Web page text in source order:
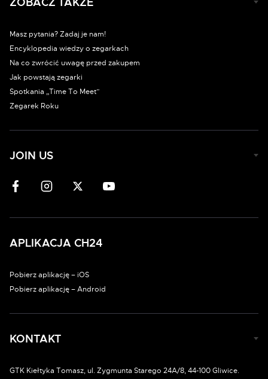
ZOBACZ TAKŻE
Masz pytania? Zadaj je nam!
Encyklopedia wiedzy o zegarkach
Na co zwrócić uwagę przed zakupem
Jak powstają zegarki
Spotkania „Time To Meet”
Zegarek Roku
JOIN US
APLIKACJA CH24
Pobierz aplikację – iOS
Pobierz aplikację – Android
KONTAKT
GTK Kiełtyka Tomasz, ul. Zygmunta Starego 24A/8, 44-100 Gliwice.